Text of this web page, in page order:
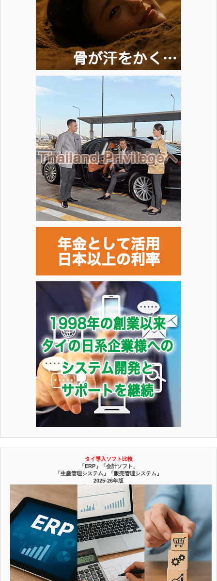
タイ導入ソフト比較
「ERP」「会計ソフト」
「生産管理システム」「販売管理システム」
2025-26年版